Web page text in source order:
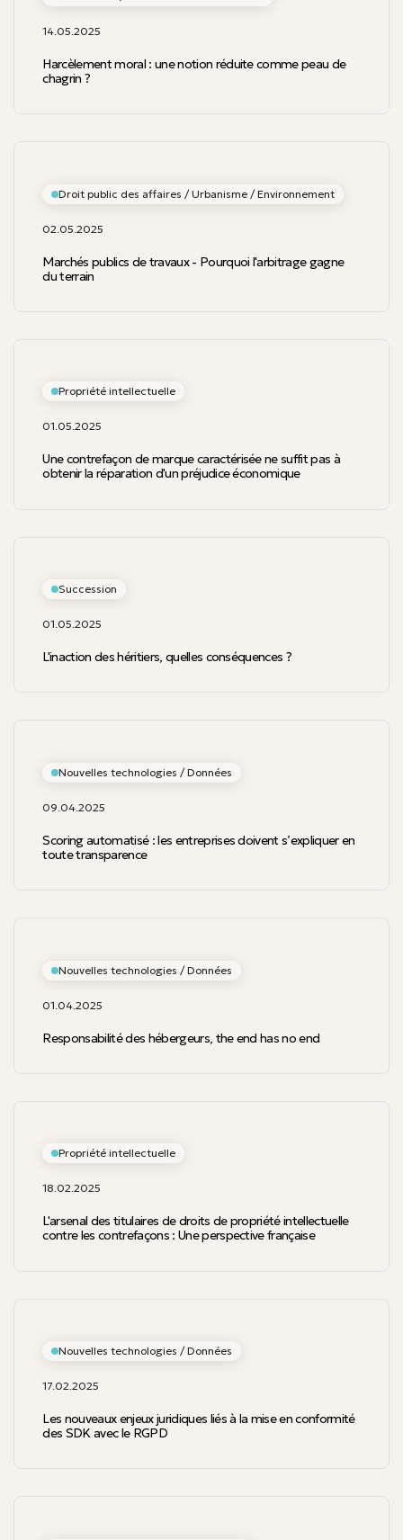
14.05.2025
Harcèlement moral : une notion réduite comme peau de
chagrin ?
Droit public des affaires / Urbanisme / Environnement
02.05.2025
Marchés publics de travaux - Pourquoi l'arbitrage gagne
du terrain
Propriété intellectuelle
01.05.2025
Une contrefaçon de marque caractérisée ne suffit pas à
obtenir la réparation d'un préjudice économique
Succession
01.05.2025
L'inaction des héritiers, quelles conséquences ?
Nouvelles technologies / Données
09.04.2025
Scoring automatisé : les entreprises doivent s’expliquer en
toute transparence
Nouvelles technologies / Données
01.04.2025
Responsabilité des hébergeurs, the end has no end
Propriété intellectuelle
18.02.2025
L'arsenal des titulaires de droits de propriété intellectuelle
contre les contrefaçons : Une perspective française
Nouvelles technologies / Données
17.02.2025
Les nouveaux enjeux juridiques liés à la mise en conformité
des SDK avec le RGPD